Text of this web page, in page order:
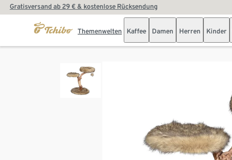
Gratisversand ab 29 € & kostenlose Rücksendung
Themenwelten Kaffee Damen Herren Kinder